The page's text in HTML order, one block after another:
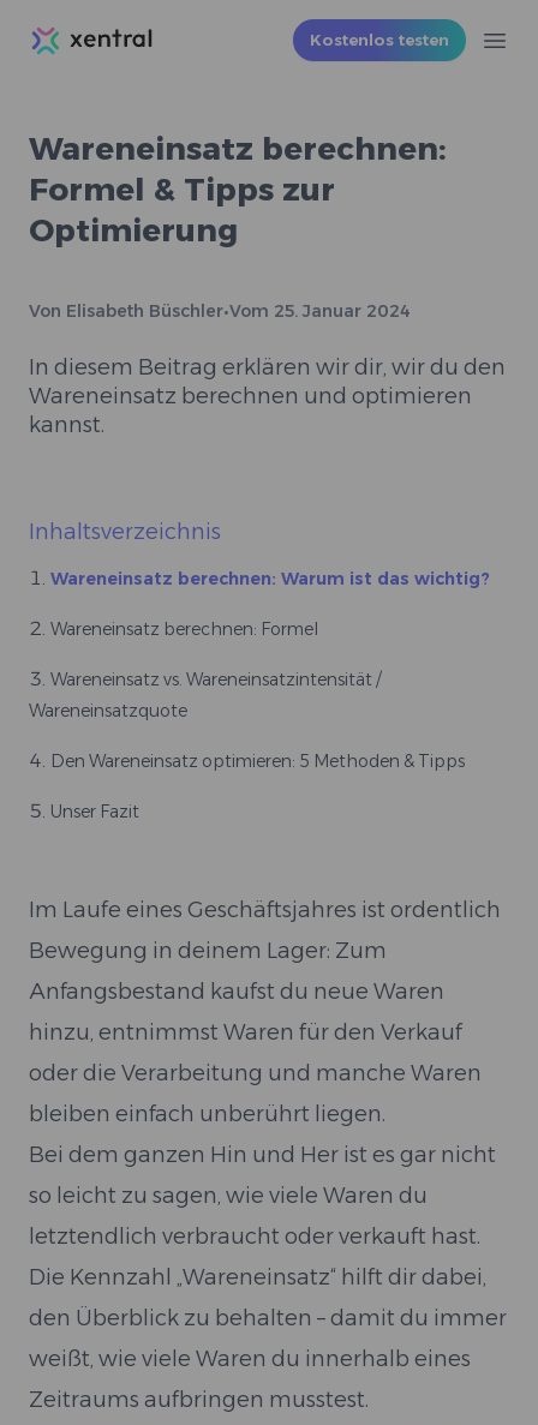
Xentral Kostenlos testen
Wareneinsatz berechnen:
Formel & Tipps zur
Optimierung
Von Elisabeth Büschler•Vom 25. Januar 2024
In diesem Beitrag erklären wir dir, wir du den
Wareneinsatz berechnen und optimieren
kannst.
Inhaltsverzeichnis
Wareneinsatz berechnen: Warum ist das wichtig?
Wareneinsatz berechnen: Formel
Wareneinsatz vs. Wareneinsatzintensität /
Wareneinsatzquote
Den Wareneinsatz optimieren: 5 Methoden & Tipps
Unser Fazit
Im Laufe eines Geschäftsjahres ist ordentlich
Bewegung in deinem Lager: Zum
Anfangsbestand kaufst du neue Waren
hinzu, entnimmst Waren für den Verkauf
oder die Verarbeitung und manche Waren
bleiben einfach unberührt liegen.
Bei dem ganzen Hin und Her ist es gar nicht
so leicht zu sagen, wie viele Waren du
letztendlich verbraucht oder verkauft hast.
Die Kennzahl „Wareneinsatz“ hilft dir dabei,
den Überblick zu behalten – damit du immer
weißt, wie viele Waren du innerhalb eines
Zeitraums aufbringen musstest.